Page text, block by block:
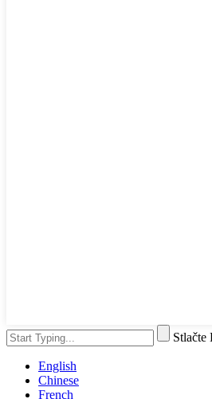
Stlačte
English
Chinese
French